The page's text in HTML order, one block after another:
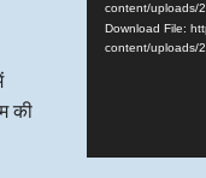
की
content/uploads/
Download File:
content/uploads/